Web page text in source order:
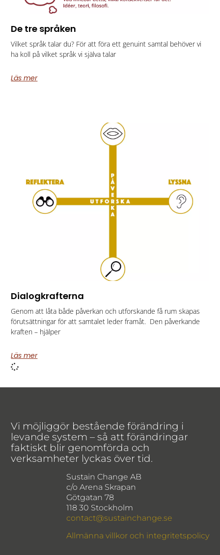
De tre språken
Vilket språk talar du? För att föra ett genuint samtal behöver vi
ha koll på vilket språk vi själva talar
Läs mer
Dialogkrafterna
Genom att låta både påverkan och utforskande få rum skapas
förutsättningar för att samtalet leder framåt. Den påverkande
kraften – hjälper
Läs mer
Vi möjliggör bestående förändring i
levande system – så att förändringar
faktiskt blir genomförda och
verksamheter lyckas över tid.
Sustain Change AB
c/o Arena Skrapan
Götgatan 78
118 30 Stockholm
contact@sustainchange.se
Allmänna villkor och integritetspolicy